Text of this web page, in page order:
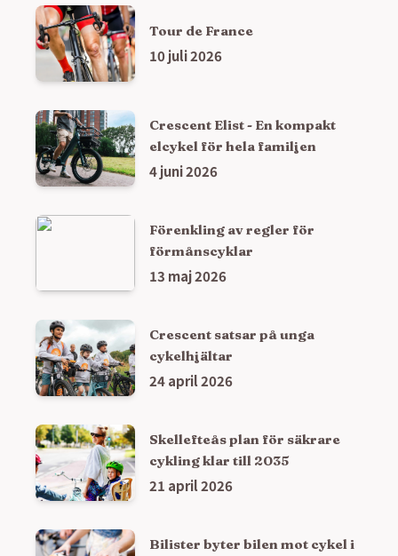
Tour de France
10 juli 2026
Crescent Elist - En kompakt
elcykel för hela familjen
4 juni 2026
Förenkling av regler för
förmånscyklar
13 maj 2026
Crescent satsar på unga
cykelhjältar
24 april 2026
Skellefteås plan för säkrare
cykling klar till 2035
21 april 2026
Bilister byter bilen mot cykel i